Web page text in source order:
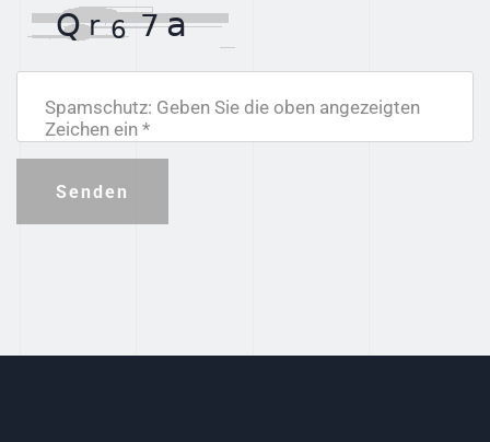
Spamschutz: Geben Sie die oben angezeigten
Zeichen ein *
Senden